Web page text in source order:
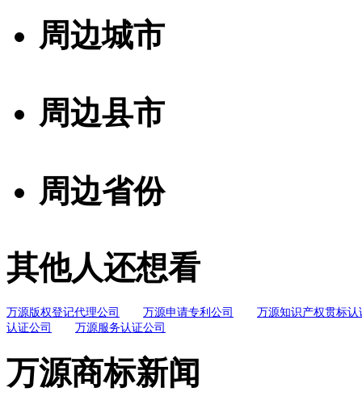
周边城市
周边县市
周边省份
其他人还想看
万源版权登记代理公司 万源申请专利公司
万源知识产权贯标认
认证公司
万源服务认证公司
万源商标新闻